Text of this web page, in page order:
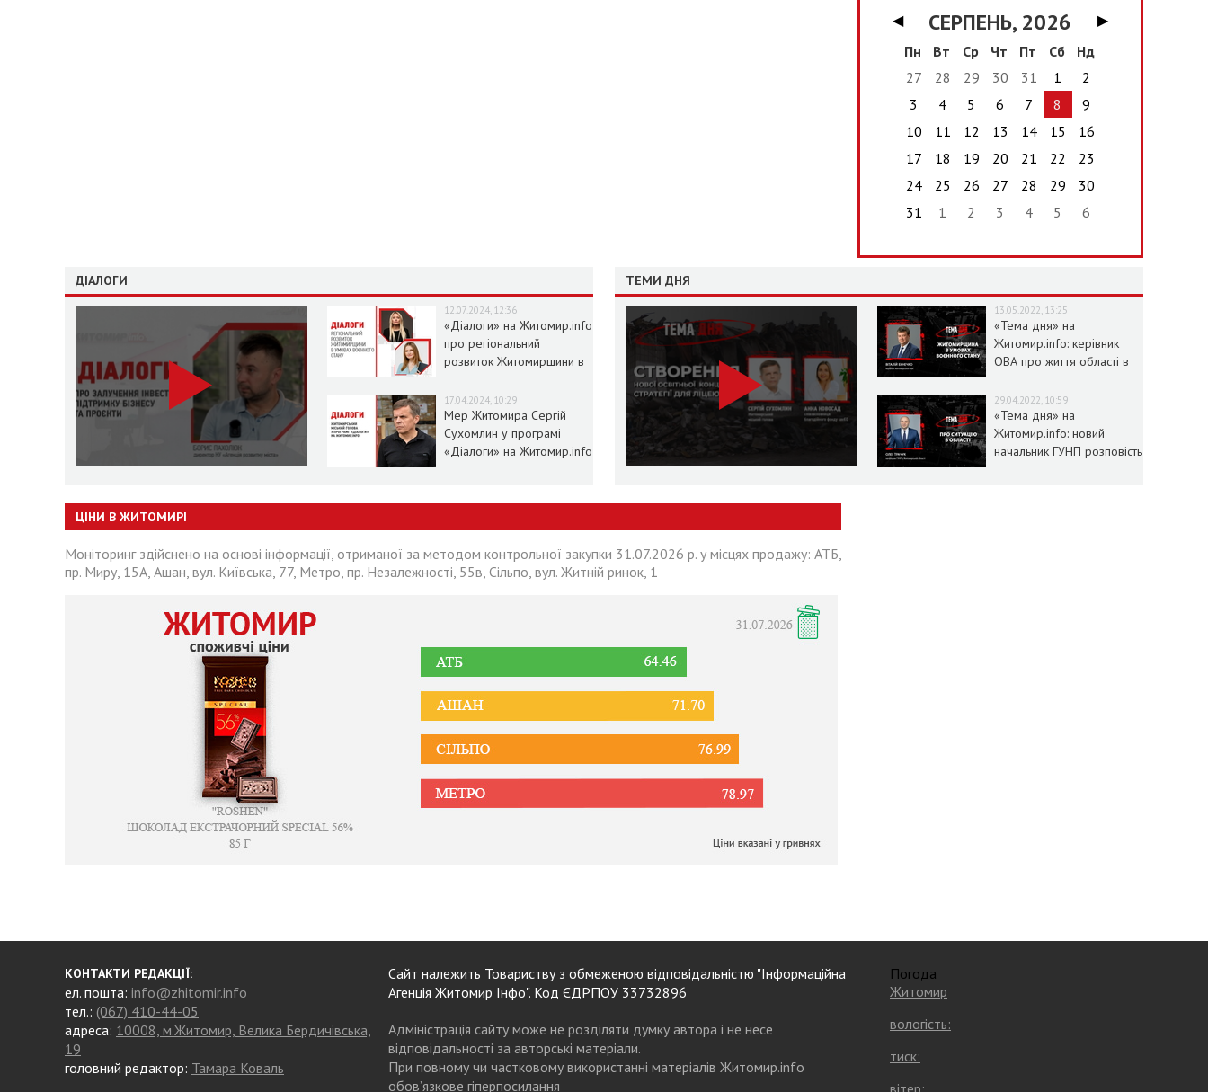
◀ СЕРПЕНЬ, 2026
▶
Пн
Вт Ср Чт Пт Сб
Нд
27
28 29 30 31 1
2
3
4 5 6 7 8
9
10
11 12 13 14 15
16
17
18 19 20 21 22
23
24
25 26 27 28 29
30
31
1 2 3 4 5 6
ДІАЛОГИ
12.07.2024, 12:36
«Діалоги» на Житомир.info
про регіональний
розвиток Житомирщини в
17.04.2024, 10:29
Мер Житомира Сергій
Сухомлин у програмі
«Діалоги» на Житомир.info
ТЕМИ ДНЯ
13.05.2022, 13:25
«Тема дня» на
Житомир.info: керівник
ОВА про життя області в
29.04.2022, 10:59
«Тема дня» на
Житомир.info: новий
начальник ГУНП розповість
ЦІНИ В ЖИТОМИРІ
Моніторинг здійснено на основі інформації, отриманої за методом контрольної закупки 31.07.2026 р. у місцях продажу: АТБ,
пр. Миру, 15А, Ашан, вул. Київська, 77, Метро, пр. Незалежності, 55в, Сільпо, вул. Житній ринок, 1
КОНТАКТИ РЕДАКЦІЇ:
ел. пошта: info@zhitomir.info
тел.: (067) 410-44-05
адреса: 10008, м.Житомир, Велика Бердичівська,
19
головний редактор: Тамара Коваль
Сайт належить Товариству з обмеженою відповідальністю "Інформаційна
Агенція Житомир Інфо". Код ЄДРПОУ 33732896
Адміністрація сайту може не розділяти думку автора і не несе
відповідальності за авторські матеріали.
При повному чи частковому використанні матеріалів Житомир.info
обов’язкове гіперпосилання
Погода
Житомир
вологість:
тиск:
вітер: